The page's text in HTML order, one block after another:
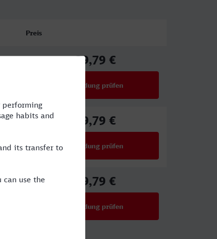
Preis
39,79 €
Verbindung prüfen
39,79 €
Verbindung prüfen
39,79 €
Verbindung prüfen